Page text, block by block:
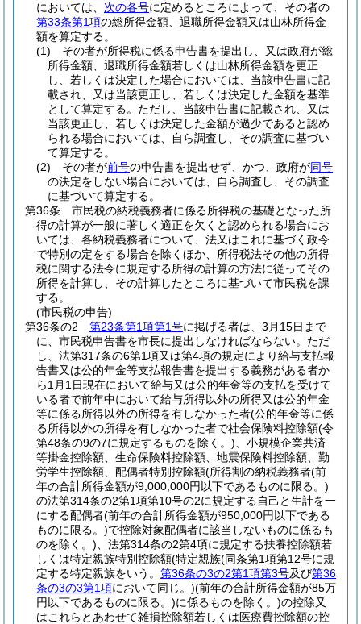
においては、 次の各号に定めるところによって、その者の
第33条第1項の総所得金額、退職所得金額又は山林所得金
額を算定する。
(1)
その者が所得税に係る申告書を提出し、又は政府が総
所得金額、退職所得金額若しくは山林所得金額を更正
し、若しくは決定した場合においては、当該申告書に記
載され、又は当該更正し、若しくは決定した金額を基準
として算定する。 ただし、当該申告書に記載され、又は
当該更正し、若しくは決定した金額が過少であると認め
られる場合においては、自ら調査し、その調査に基づい
て算定する。
(2)
その者が前号の申告書を提出せず、かつ、政府が同号
の決定をしない場合においては、自ら調査し、その調査
に基づいて算定する。
第36条
市民税の納税義務者に係る所得税の基礎となった所
得の計算が一般に著しく適正を欠くと認められる場合にお
いては、各納税義務者について、法又はこれに基づく政令
で特別の定をする場合を除くほか、所得税法その他の所得
税に関する法令に規定する所得の計算の方法に従ってその
所得を計算し、その計算したところに基づいて市民税を課
する。
(市民税の申告)
第36条の2
第23条第1項第1号に掲げる者は、3月15日まで
に、市民税申告書を市長に提出しなければならない。 ただ
し、法第317条の6第1項又は第4項の規定により給与支払報
告書又は公的年金等支払報告書を提出する義務がある者か
ら1月1日現在において給与又は公的年金等の支払を受けて
いる者で前年中において給与所得以外の所得又は公的年金
等に係る所得以外の所得を有しなかった者(公的年金等に係
る所得以外の所得を有しなかった者で社会保険料控除額(令
第48条の9の7に規定するものを除く。) 、小規模企業共済
等掛金控除額、生命保険料控除額、地震保険料控除額、勤
労学生控除額、配偶者特別控除額(所得割の納税義務者(前
年の合計所得金額が9,000,000円以下であるものに限る。)
の法第314条の2第1項第10号の2に規定する自己と生計を一
にする配偶者(前年の合計所得金額が950,000円以下である
ものに限る。)で控除対象配偶者に該当しないものに係るも
のを除く。) 、法第314条の2第4項に規定する扶養控除額若
しくは特定親族特別控除額(特定親族(同条第1項第12号に規
定する特定親族をいう。 第36条の3の2第1項第3号及び第36
条の3の3第1項において同じ。)(前年の合計所得金額が85万
円以下であるものに限る。)に係るものを除く。)の控除又
はこれらとあわせて雑損控除額若しくは医療費控除額の控